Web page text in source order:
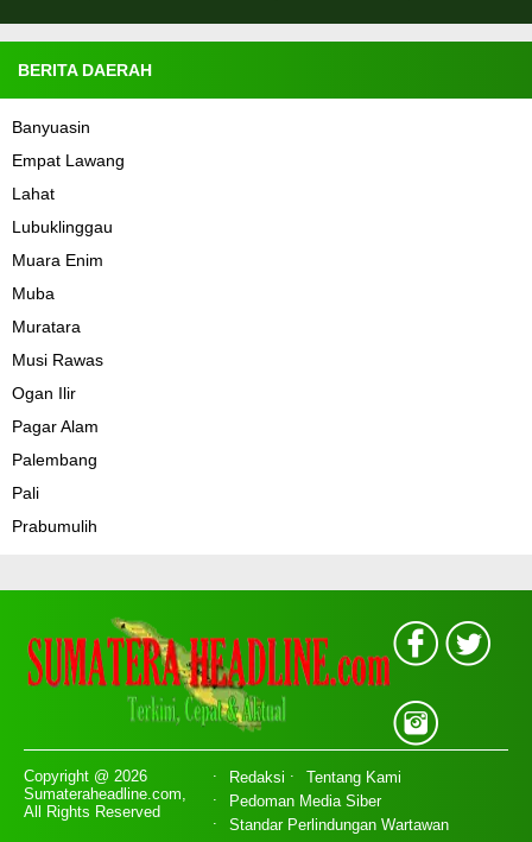
BERITA DAERAH
Banyuasin
Empat Lawang
Lahat
Lubuklinggau
Muara Enim
Muba
Muratara
Musi Rawas
Ogan Ilir
Pagar Alam
Palembang
Pali
Prabumulih
Copyright @ 2026
Sumateraheadline.com,
All Rights Reserved
Redaksi
Tentang Kami
Pedoman Media Siber
Standar Perlindungan Wartawan